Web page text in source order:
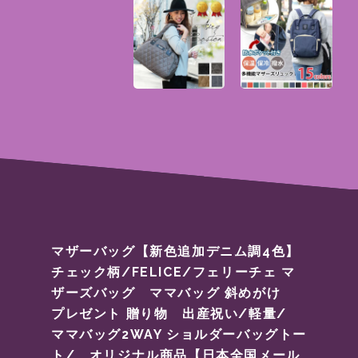
マザーバッグ【新色追加デニム調4色】
チェック柄/FELICE/フェリーチェ マ
ザーズバッグ ママバッグ 斜めがけ
プレゼント 贈り物 出産祝い/軽量/
ママバッグ2WAY ショルダーバッグトー